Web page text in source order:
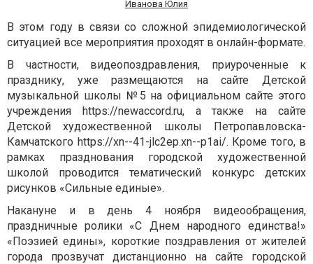
Иванова Юлия
В этом году в связи со сложной эпидемиологической
ситуацией все мероприятия проходят в онлайн-формате.
В частности, видеопоздравления, приуроченные к
празднику, уже размещаются на сайте Детской
музыкальной школы №5 на официальном сайте этого
учреждения https://newaccord.ru, а также на сайте
Детской художественной школы Петропавловска-
Камчатского https://xn--41-jlc2ep.xn--p1ai/. Кроме того, в
рамках празднования городской художественной
школой проводится тематический конкурс детских
рисунков «Сильные единые».
Накануне и в день 4 ноября видеообращения,
праздничные ролики «С Днем народного единства!»
«Поэзией едины», короткие поздравления от жителей
города прозвучат дистанционно на сайте городской